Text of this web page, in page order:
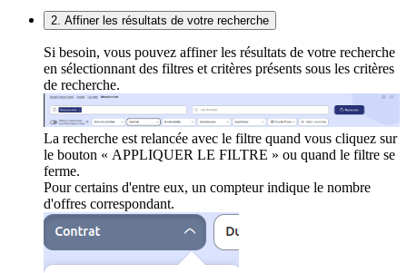
2. Affiner les résultats de votre recherche
Si besoin, vous pouvez affiner les résultats de votre recherche
en sélectionnant des filtres et critères présents sous les critères
de recherche.
La recherche est relancée avec le filtre quand vous cliquez sur
le bouton « APPLIQUER LE FILTRE » ou quand le filtre se
ferme.
Pour certains d'entre eux, un compteur indique le nombre
d'offres correspondant.